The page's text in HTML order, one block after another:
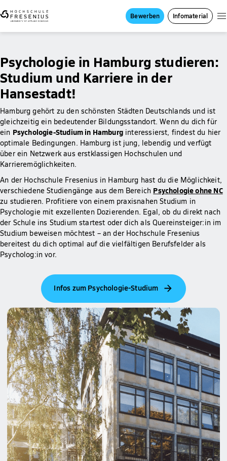
Bewerben Infomaterial
Psychologie in Hamburg studieren:
Studium und Karriere in der
Hansestadt!
Hamburg gehört zu den schönsten Städten Deutschlands und ist
gleichzeitig ein bedeutender Bildungsstandort. Wenn du dich für
ein Psychologie-Studium in Hamburginteressierst, findest du hier
optimale Bedingungen. Hamburg ist jung, lebendig und verfügt
über ein Netzwerk aus erstklassigen Hochschulen und
Karrieremöglichkeiten.
An der Hochschule Fresenius in Hamburg hast du die Möglichkeit,
verschiedene Studiengänge aus dem Bereich Psychologie ohne NC
zu studieren. Profitiere von einem praxisnahen Studium in
Psychologie mit exzellenten Dozierenden. Egal, ob du direkt nach
der Schule ins Studium startest oder dich als Quereinsteiger:in im
Studium beweisen möchtest – an der Hochschule Fresenius
bereitest du dich optimal auf die vielfältigen Berufsfelder als
Psycholog:in vor.
Infos zum Psychologie-Studium